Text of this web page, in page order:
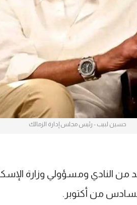
حسين لبيب - رئيس مجلس إدارة الزمالك
النادي ومسؤولي وزارة
السادس من أكتوبر.